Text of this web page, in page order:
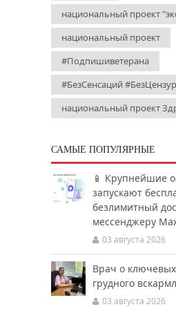
национальный проект
национальный проект
#Подпишиветерана
#БезСенсаций
национальный проект
САМЫЕ ПОПУЛЯРНЫЕ
📱 Крупнейшие
запускают
безлимитный
мессенджеру
03 августа 2026
Врач о
грудного
03 августа 2026